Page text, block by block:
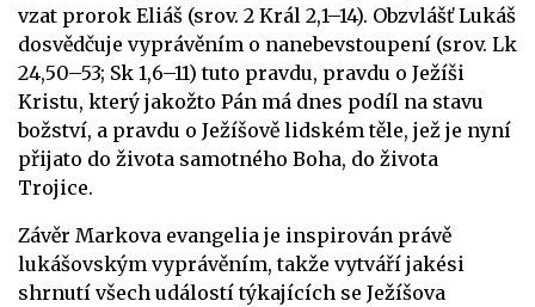
vzat prorok Eliáš (srov. 2 Král 2,1–14). Obzvlášť Lukáš
dosvědčuje vyprávěním o nanebevstoupení (srov. Lk
24,50–53; Sk 1,6–11) tuto pravdu, pravdu o Ježíši
Kristu, který jakožto Pán má dnes podíl na stavu
božství, a pravdu o Ježíšově lidském těle, jež je nyní
přijato do života samotného Boha, do života
Trojice.
Závěr Markova evangelia je inspirován právě
lukášovským vyprávěním, takže vytváří jakési
shrnutí všech událostí týkajících se Ježíšova